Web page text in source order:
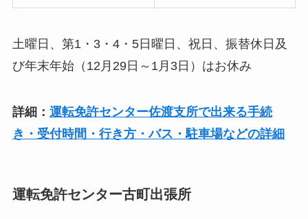
土曜日、第1・3・4・5日曜日、祝日、振替休日及
び年末年始（12月29日～1月3日）はお休み
詳細： 運転免許センター佐渡支所で出来る手続
き・受付時間・行き方・バス・駐車場などの詳細
運転免許センター古町出張所